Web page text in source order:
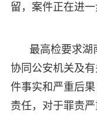
留，案件正在进一
最高检要求湖
协同公安机关及
件事实和严重后
责任，对于罪责